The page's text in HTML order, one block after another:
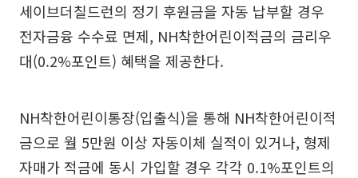
세이브더칠드런의 정기 후원금을 자동 납부할 경우
전자금융 수수료 면제, NH착한어린이적금의 금리우
대(0.2%포인트) 혜택을 제공한다.
NH착한어린이통장(입출식)을 통해 NH착한어린이적
금으로 월 5만원 이상 자동이체 실적이 있거나, 형제
자매가 적금에 동시 가입할 경우 각각 0.1%포인트의